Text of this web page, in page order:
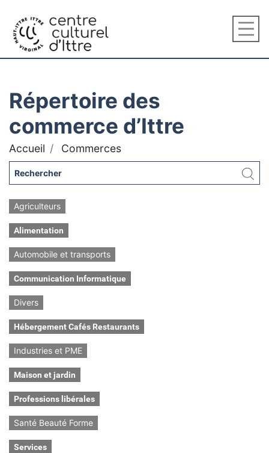
Répertoire des
commerce d’Ittre
Accueil Commerces
Agriculteurs
Alimentation
Automobile et transports
Communication Informatique
Divers
Hébergement Cafés Restaurants
Industries et PME
Maison et jardin
Professions libérales
Santé Beauté Forme
Services